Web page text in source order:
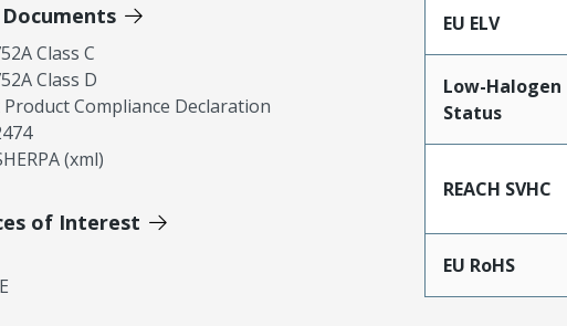
Class C
Class D
Compliance Declaration
(xml)
of Interest
EU ELV
Low-Halogen
Status
REACH SVHC
EU RoHS